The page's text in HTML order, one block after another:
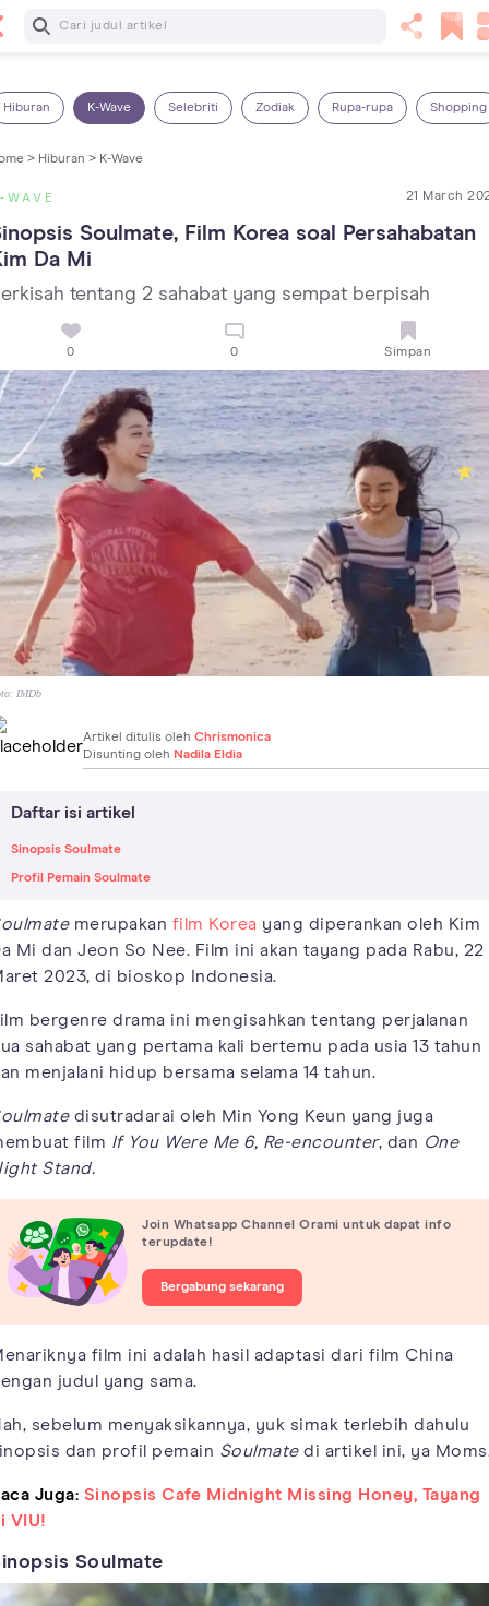
Baca Selanjutnya
Hiburan K-Wave Selebriti Zodiak Rupa-rupa Shopping
> Hiburan > K-Wave
WAVE 21 March
Soulmate, Film Korea soal Persahabatan
Da Mi
tentang 2 sahabat yang sempat berpisah
0 0 Simpan
IMDb
Artikel ditulis oleh Chrismonica
Disunting oleh Nadila Eldia
Daftar isi artikel
Sinopsis Soulmate
Profil Pemain Soulmate
merupakan film Korea yang diperankan oleh Kim
Mi dan Jeon So Nee. Film ini akan tayang pada Rabu, 22
2023, di bioskop Indonesia.
bergenre drama ini mengisahkan tentang perjalanan
sahabat yang pertama kali bertemu pada usia 13 tahun
menjalani hidup bersama selama 14 tahun.
disutradarai oleh Min Yong Keun yang juga
film If You Were Me 6, Re-encounter, dan One
Stand.
Join Whatsapp Channel Orami untuk dapat info
terupdate!
Bergabung sekarang
film ini adalah hasil adaptasi dari film China
judul yang sama.
sebelum menyaksikannya, yuk simak terlebih dahulu
dan profil pemain Soulmatedi artikel ini, ya
Juga: Sinopsis Cafe Midnight Missing Honey, Tayang
VIU!
Soulmate